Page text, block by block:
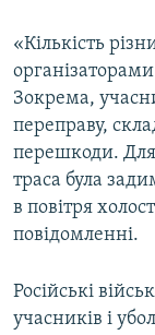
«Кількість
Зокрема,
переправу,
перешкоди.
траса була
в повітря
повідомленні.
Російські
учасників і